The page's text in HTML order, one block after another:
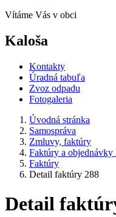
Vítáme Vás v obci
Kaloša
Kontakty
Úradná tabuľa
Zvoz odpadu
Fotogaleria
Úvodná stránka
Samospráva
Zmluvy, faktúry
Faktúry a objednávky
Faktúry
Detail faktúry 288
Detail